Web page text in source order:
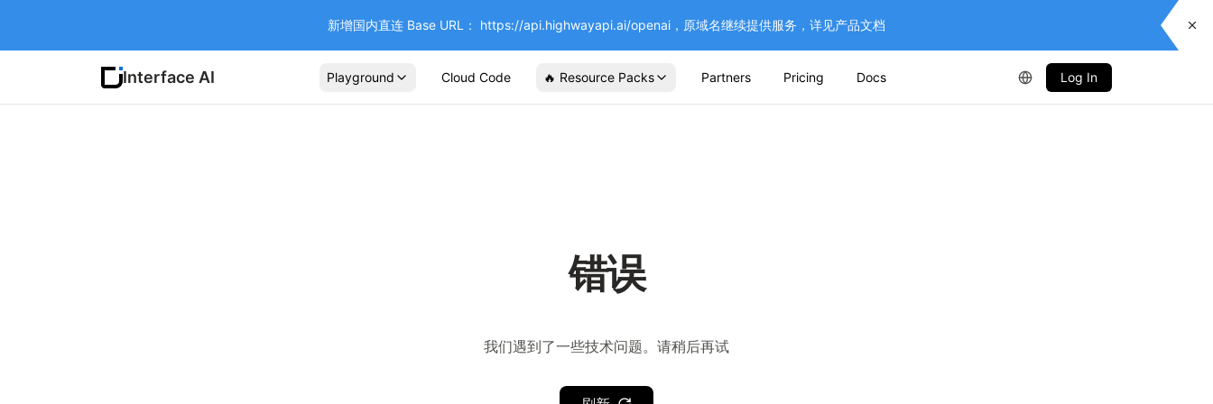
新增国内直连 Base URL： https://api.highwayapi.ai/openai，原域名继续提供服务，详见产品文档
Interface AI Playground Cloud Code 🔥 Resource Packs Partners Pricing Docs Log In
错误
我们遇到了一些技术问题。请稍后再试